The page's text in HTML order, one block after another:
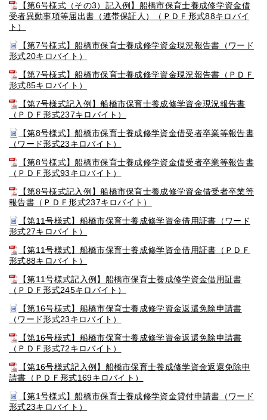
【第6号様式（その3）記入例】船橋市保育士養成修学資金借
受者異動事項等届出書（連帯保証人）（ＰＤＦ形式88キロバイ
ト）
【第7号様式】船橋市保育士養成修学資金現況報告書（ワード
形式20キロバイト）
【第7号様式】船橋市保育士養成修学資金現況報告書（ＰＤＦ
形式85キロバイト）
【第7号様式記入例】船橋市保育士養成修学資金現況報告書
（ＰＤＦ形式237キロバイト）
【第8号様式】船橋市保育士養成修学資金借受者卒業等報告書
（ワード形式23キロバイト）
【第8号様式】船橋市保育士養成修学資金借受者卒業等報告書
（ＰＤＦ形式93キロバイト）
【第8号様式記入例】船橋市保育士養成修学資金借受者卒業等
報告書（ＰＤＦ形式237キロバイト）
【第11号様式】船橋市保育士養成修学資金借用証書（ワード
形式27キロバイト）
【第11号様式】船橋市保育士養成修学資金借用証書（ＰＤＦ
形式88キロバイト）
【第11号様式記入例】船橋市保育士養成修学資金借用証書
（ＰＤＦ形式245キロバイト）
【第16号様式】船橋市保育士養成修学資金返還免除申請書
（ワード形式23キロバイト）
【第16号様式】船橋市保育士養成修学資金返還免除申請書
（ＰＤＦ形式72キロバイト）
【第16号様式記入例】船橋市保育士養成修学資金返還免除申
請書（ＰＤＦ形式169キロバイト）
【第1号様式】船橋市保育士養成修学資金貸付申請書（ワード
形式23キロバイト）